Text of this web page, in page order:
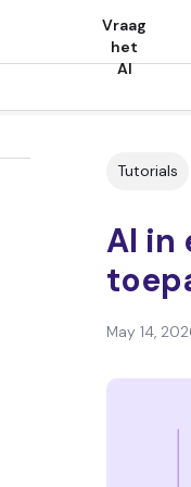
Vraag
het
AI
Tutorials
AI in
May 14,